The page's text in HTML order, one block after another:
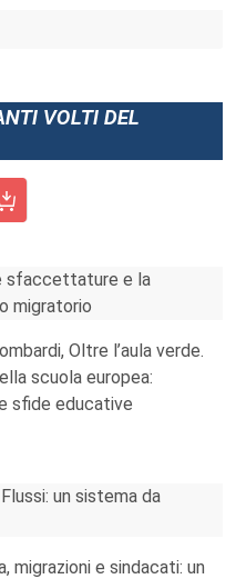
volti del
2/2025
sfaccettature e la
migratorio
Oltre l’aula verde.
scuola europea:
sfide educative
un sistema da
e sindacati: un